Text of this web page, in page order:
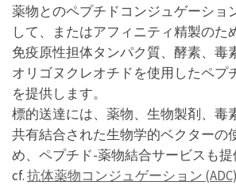
薬物とのペプチドコンジュゲーショ
して、またはアフィニティ精製のた
免疫原性担体タンパク質、酵素、毒
オリゴヌクレオチドを使用したペプ
を提供します。
標的送達には、薬物、生物製剤、毒
共有結合された生物学的ベクターの
め、ペプチド-薬物結合サービスも提
cf.抗体薬物コンジュゲーション